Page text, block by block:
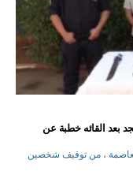
بعد القائه خطبة عن
، من توقيف شخصين